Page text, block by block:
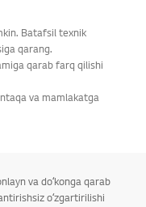
Batafsil texnik
qarang.
qarab farq qilishi
va mamlakatga
va doʻkonga qarab
oʻzgartirilishi